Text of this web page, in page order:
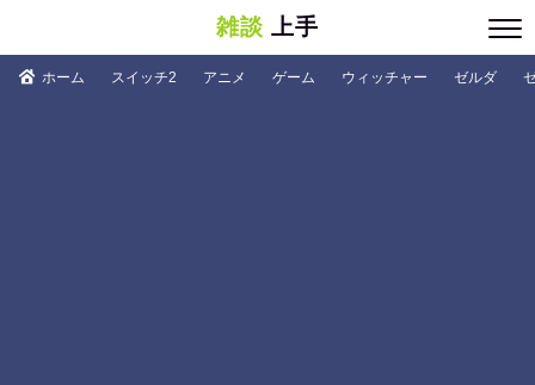
雑談 上手
ホーム スイッチ2 アニメ ゲーム ウィッチャー ゼルダ